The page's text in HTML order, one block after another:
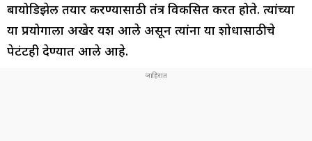
बायोडिझेल तयार करण्यासाठी तंत्र विकसित करत होते. त्यांच्या
या प्रयोगाला अखेर यश आले असून त्यांना या शोधासाठीचे
पेटंटही देण्यात आले आहे.